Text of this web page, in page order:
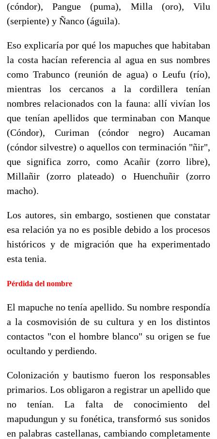
(cóndor), Pangue (puma), Milla (oro), Vilu
(serpiente) y Ñanco (águila).
Eso explicaría por qué los mapuches que habitaban
la costa hacían referencia al agua en sus nombres
como Trabunco (reunión de agua) o Leufu (río),
mientras los cercanos a la cordillera tenían
nombres relacionados con la fauna: allí vivían los
que tenían apellidos que terminaban con Manque
(Cóndor), Curiman (cóndor negro) Aucaman
(cóndor silvestre) o aquellos con terminación "ñir",
que significa zorro, como Acañir (zorro libre),
Millañir (zorro plateado) o Huenchuñir (zorro
macho).
Los autores, sin embargo, sostienen que constatar
esa relación ya no es posible debido a los procesos
históricos y de migración que ha experimentado
esta tenia.
Pérdida del nombre
El mapuche no tenía apellido. Su nombre respondía
a la cosmovisión de su cultura y en los distintos
contactos "con el hombre blanco" su origen se fue
ocultando y perdiendo.
Colonización y bautismo fueron los responsables
primarios. Los obligaron a registrar un apellido que
no tenían. La falta de conocimiento del
mapudungun y su fonética, transformó sus sonidos
en palabras castellanas, cambiando completamente